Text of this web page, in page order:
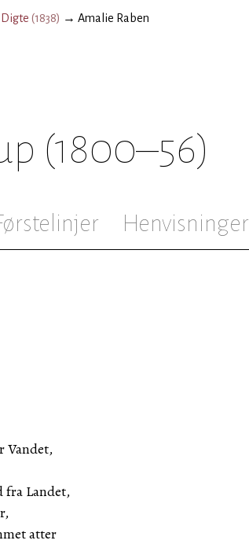
Digte (1838) → Amalie Raben
(1800–56)
Henvisninger
Vandet,
fra Landet,
atter